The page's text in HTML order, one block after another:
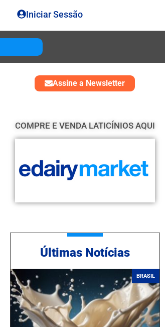
Iniciar Sessão
Assine a Newsletter
COMPRE E VENDA LATICÍNIOS AQUI
Ú ltimas Notícias
BRASIL